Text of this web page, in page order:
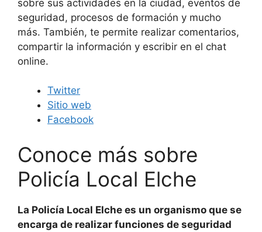
sobre sus actividades en la ciudad, eventos de
seguridad, procesos de formación y mucho
más. También, te permite realizar comentarios,
compartir la información y escribir en el chat
online.
Twitter
Sitio web
Facebook
Conoce más sobre
Policía Local Elche
La Policía Local Elche es un organismo que se
encarga de realizar funciones de seguridad